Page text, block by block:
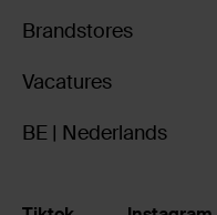
Brandstores
Vacatures
BE | Nederlands